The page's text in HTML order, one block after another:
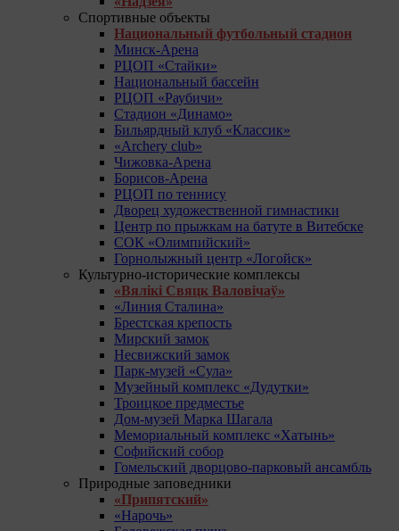
Спортивные объекты
Национальный футбольный стадион
Минск-Арена
РЦОП «Стайки»
Национальный бассейн
РЦОП «Раубичи»
Стадион «Динамо»
Бильярдный клуб «Классик»
«Archery club»
Чижовка-Арена
Борисов-Арена
РЦОП по теннису
Дворец художественной гимнастики
Центр по прыжкам на батуте в Витебске
СОК «Олимпийский»
Горнолыжный центр «Логойск»
Культурно-исторические комплексы
«Вялікі Свяцк Валовічаў»
«Линия Сталина»
Брестская крепость
Мирский замок
Несвижский замок
Парк-музей «Сула»
Музейный комплекс «Дудутки»
Троицкое предместье
Дом-музей Марка Шагала
Мемориальный комплекс «Хатынь»
Софийский собор
Гомельский дворцово-парковый ансамбль
Природные заповедники
«Припятский»
«Нарочь»